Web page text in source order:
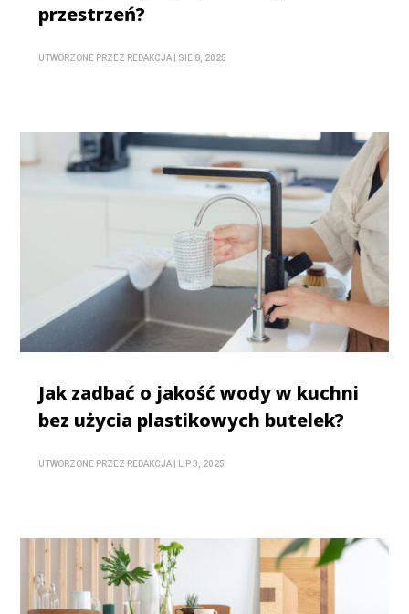
przestrzeń?
UTWORZONE PRZEZ REDAKCJA SIE 8, 2025
Jak zadbać o jakość wody w kuchni
bez użycia plastikowych butelek?
UTWORZONE PRZEZ REDAKCJA LIP 3, 2025